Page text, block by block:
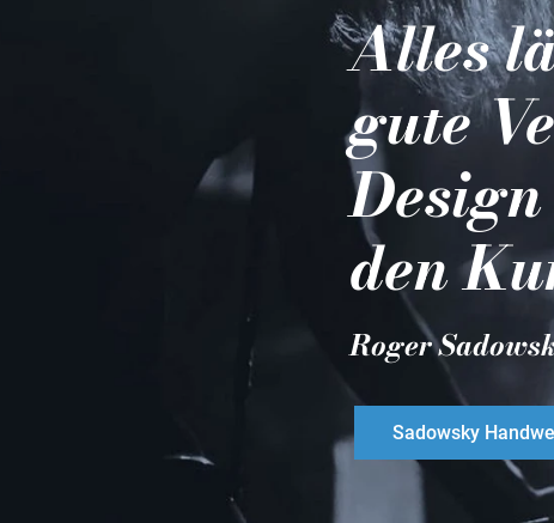
Alles
gute
den
Roger
Sadowsky